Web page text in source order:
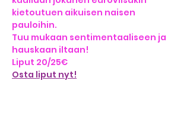
kietoutuen aikuisen naisen
pauloihin.
Tuu mukaan sentimentaaliseen ja
hauskaan iltaan!
Liput 20/25€
Osta liput nyt!